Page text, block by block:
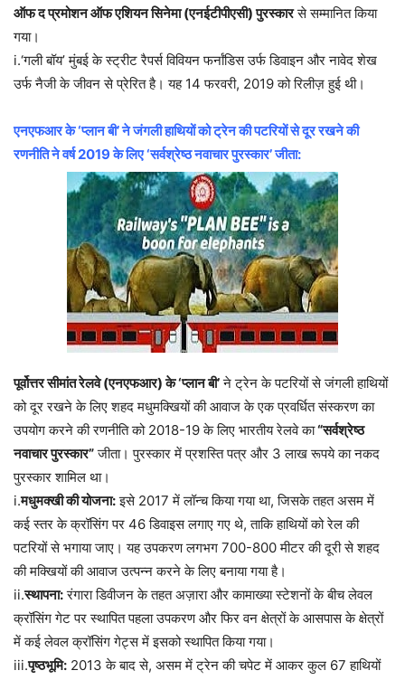
ऑफ द प्रमोशन ऑफ एशियन सिनेमा (एनईटीपीएसी) पुरस्कारसे सम्मानित किया
गया।
i.‘गली बॉय’ मुंबई के स्ट्रीट रैपर्स विवियन फर्नांडिस उर्फ ​​डिवाइन और नावेद शेख
उर्फ ​​नैजी के जीवन से प्रेरित है। यह 14 फरवरी, 2019 को रिलीज़ हुई थी।
एनएफआर के ‘प्लान बी’ ने जंगली हाथियों को ट्रेन की पटरियों से दूर रखने की
रणनीति ने वर्ष 2019 के लिए ‘सर्वश्रेष्ठ नवाचार पुरस्कार’ जीता:
पूर्वोत्तर सीमांत रेलवे (एनएफआर) के ‘प्लान बी’ने ट्रेन के पटरियों से जंगली हाथियों
को दूर रखने के लिए शहद मधुमक्खियों की आवाज के एक प्रवर्धित संस्करण का
उपयोग करने की रणनीति को 2018-19 के लिए भारतीय रेलवे का“सर्वश्रेष्ठ
नवाचार पुरस्कार”जीता। पुरस्कार में प्रशस्ति पत्र और 3 लाख रूपये का नकद
पुरस्कार शामिल था।
i.मधुमक्खी की योजना:इसे 2017 में लॉन्च किया गया था, जिसके तहत असम में
कई स्तर के क्रॉसिंग पर 46 डिवाइस लगाए गए थे, ताकि हाथियों को रेल की
पटरियों से भगाया जाए। यह उपकरण लगभग 700-800 मीटर की दूरी से शहद
की मक्खियों की आवाज उत्पन्न करने के लिए बनाया गया है।
ii.स्थापना:रंगारा डिवीजन के तहत अज़ारा और कामाख्या स्टेशनों के बीच लेवल
क्रॉसिंग गेट पर स्थापित पहला उपकरण और फिर वन क्षेत्रों के आसपास के क्षेत्रों
में कई लेवल क्रॉसिंग गेट्स में इसको स्थापित किया गया।
iii.पृष्ठभूमि: 2013 के बाद से, असम में ट्रेन की चपेट में आकर कुल 67 हाथियों